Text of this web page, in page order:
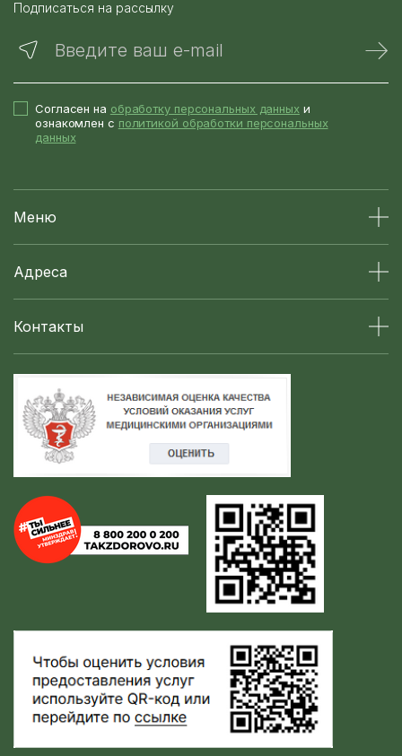
Подписаться на рассылку
Введите ваш e-mail
Согласен на обработку персональных данных и
ознакомлен с политикой обработки персональных
данных
Меню
Адреса
Контакты